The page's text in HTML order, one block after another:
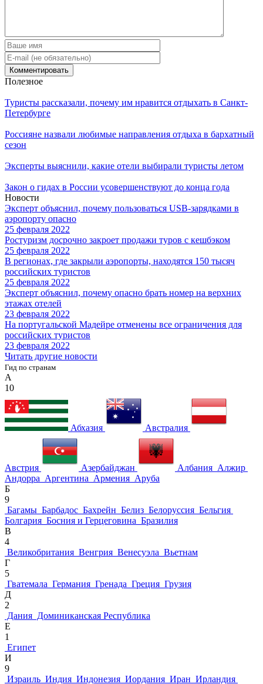
Полезное
Туристы рассказали, почему им нравится отдыхать в Санкт-
Петербурге
Россияне назвали любимые направления отдыха в бархатный
сезон
Эксперты выяснили, какие отели выбирали туристы летом
Закон о гидах в России усовершенствуют до конца года
Новости
Эксперт объяснил, почему пользоваться USB-зарядками в
аэропорту опасно
25 февраля 2022
Ростуризм досрочно закроет продажи туров с кешбэком
25 февраля 2022
В регионах, где закрыли аэропорты, находятся 150 тысяч
российских туристов
25 февраля 2022
Эксперт объяснил, почему опасно брать номер на верхних
этажах отелей
23 февраля 2022
На португальской Мадейре отменены все ограничения для
российских туристов
23 февраля 2022
Читать другие новости
Гид по странам
А
10
Абхазия Австралия
Австрия Азербайджан Албания Алжир
Андорра Аргентина Армения Аруба
Б
9
Багамы Барбадос Бахрейн Белиз Белоруссия Бельгия
Болгария Босния и Герцеговина Бразилия
В
4
Великобритания Венгрия Венесуэла Вьетнам
Г
5
Гватемала Германия Гренада Греция Грузия
Д
2
Дания Доминиканская Республика
Е
1
Египет
И
9
Израиль Индия Индонезия Иордания Иран Ирландия